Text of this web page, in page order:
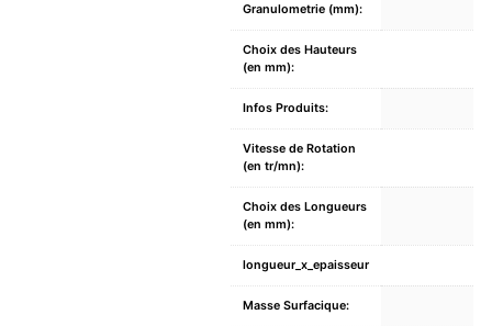
Granulometrie (mm):
Choix des Hauteurs
(en mm):
Infos Produits:
Vitesse de Rotation
(en tr/mn):
Choix des Longueurs
(en mm):
longueur_x_epaisseur
Masse Surfacique: